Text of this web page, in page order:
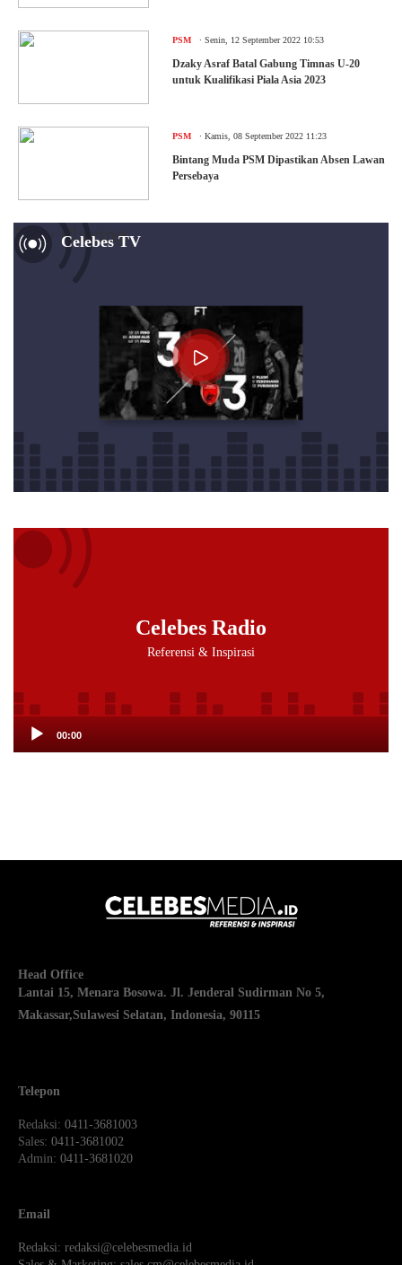
PSM Senin, 12 September 2022 10:53
Dzaky Asraf Batal Gabung Timnas U-20
untuk Kualifikasi Piala Asia 2023
PSM Kamis, 08 September 2022 11:23
Bintang Muda PSM Dipastikan Absen Lawan
Persebaya
Celebes TV
Now Playing
Celebes Radio
Referensi & Inspirasi
Audio
Player
00:00
Head Office
Lantai 15, Menara Bosowa. Jl. Jenderal Sudirman No 5,
Makassar,Sulawesi Selatan, Indonesia, 90115
Telepon
Redaksi: 0411-3681003
Sales: 0411-3681002
Admin: 0411-3681020
Email
Redaksi: redaksi@celebesmedia.id